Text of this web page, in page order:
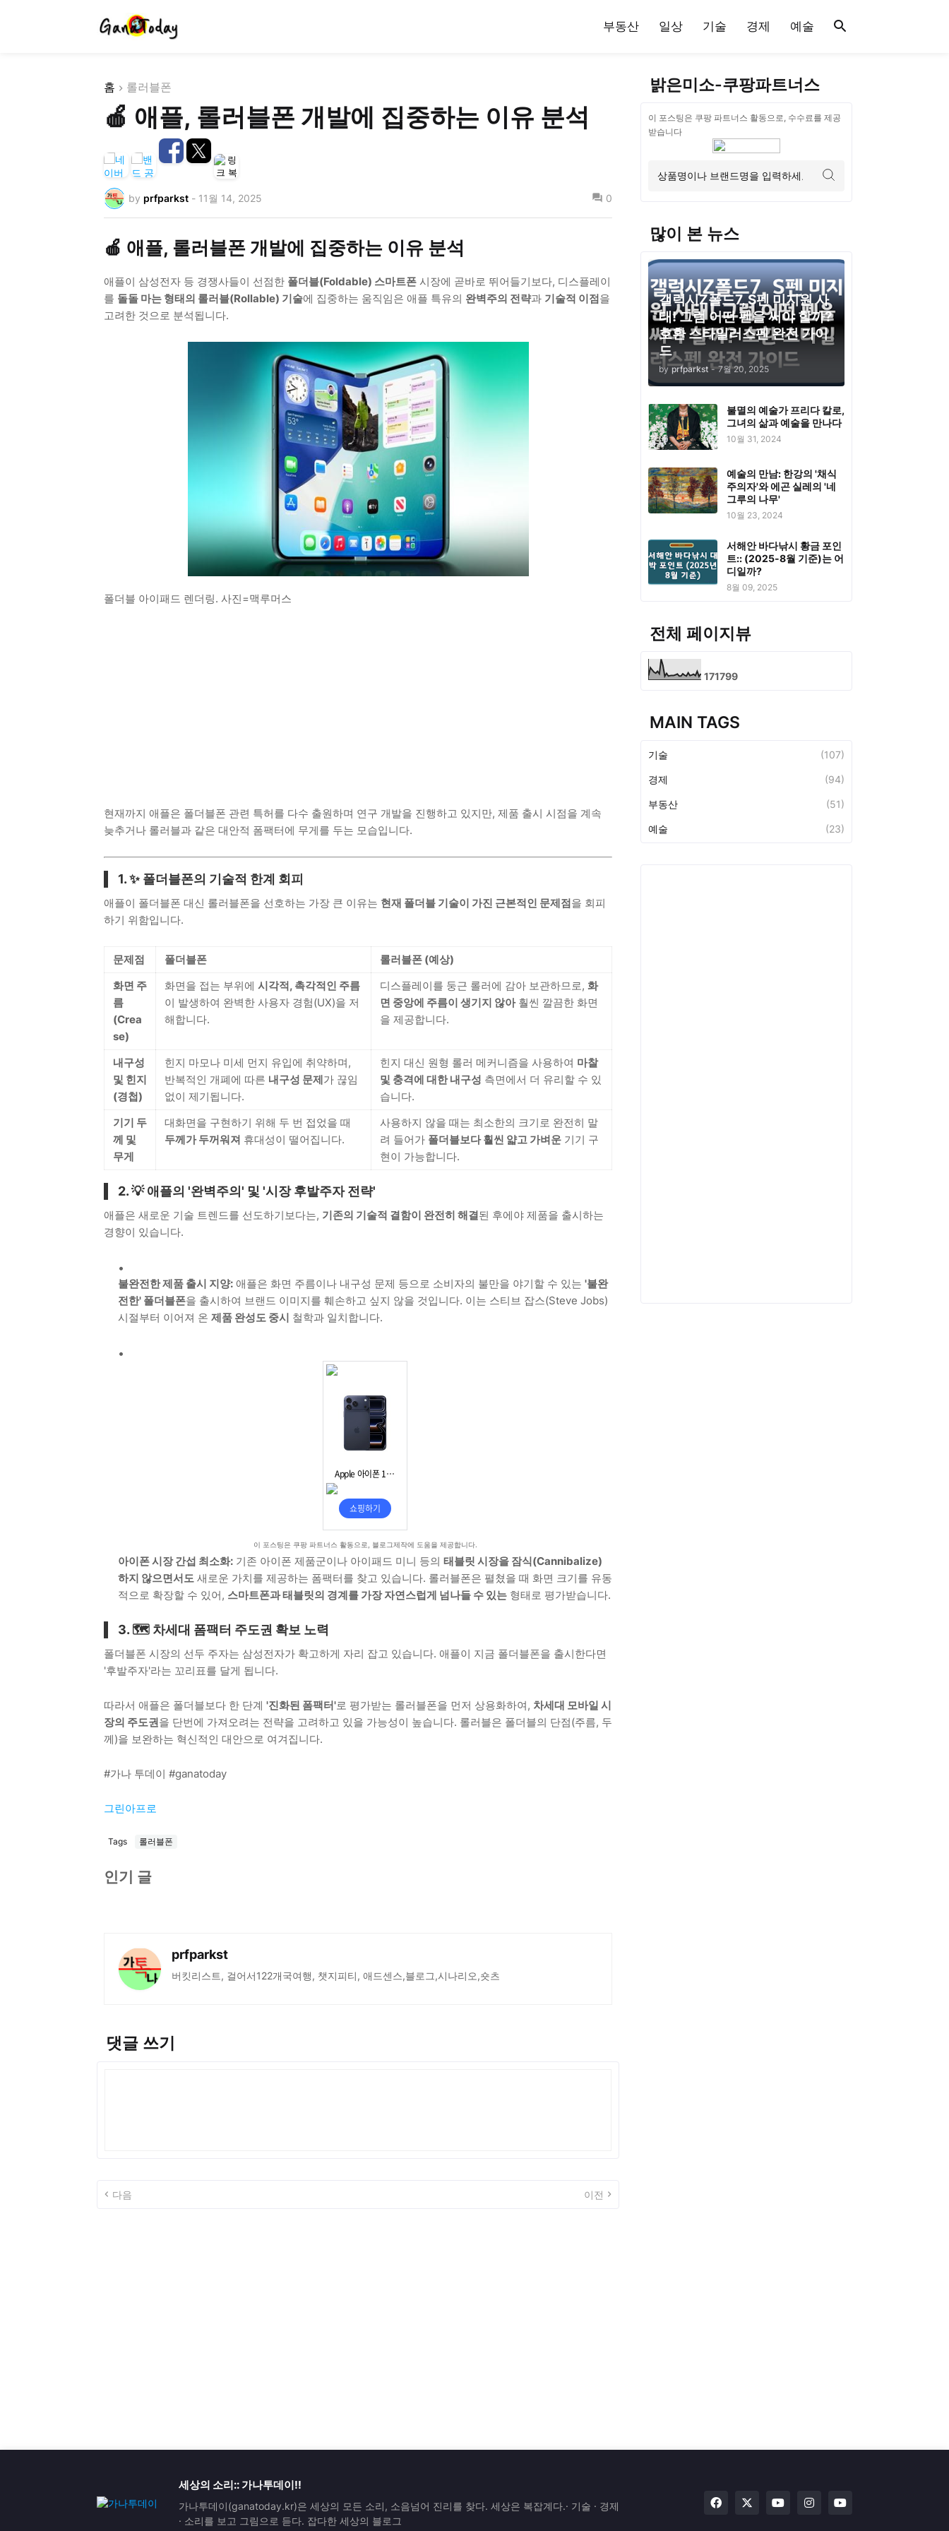
부동산 일상 기술 경제 예술
홈 롤러블폰
🍎 애플, 롤러블폰 개발에 집중하는 이유 분석
by prfparkst - 11월 14, 2025 0
🍎 애플, 롤러블폰 개발에 집중하는 이유 분석
애플이 삼성전자 등 경쟁사들이 선점한 폴더블(Foldable) 스마트폰 시장에 곧바로 뛰어들기보다, 디스플레이
를 돌돌 마는 형태의 롤러블(Rollable) 기술에 집중하는 움직임은 애플 특유의 완벽주의 전략과 기술적 이점을
고려한 것으로 분석됩니다.
폴더블 아이패드 렌더링. 사진=맥루머스
현재까지 애플은 폴더블폰 관련 특허를 다수 출원하며 연구 개발을 진행하고 있지만, 제품 출시 시점을 계속
늦추거나 롤러블과 같은 대안적 폼팩터에 무게를 두는 모습입니다.
1. ✨ 폴더블폰의 기술적 한계 회피
애플이 폴더블폰 대신 롤러블폰을 선호하는 가장 큰 이유는 현재 폴더블 기술이 가진 근본적인 문제점을 회피
하기 위함입니다.
문제점 폴더블폰
롤러블폰 (예상)
화면 주
름
(Crea
se)
화면을 접는 부위에 시각적, 촉각적인 주름
이 발생하여 완벽한 사용자 경험(UX)을 저
해합니다.
디스플레이를 둥근 롤러에 감아 보관하므로, 화
면 중앙에 주름이 생기지 않아훨씬 깔끔한 화면
을 제공합니다.
내구성
및 힌지
(경첩)
힌지 마모나 미세 먼지 유입에 취약하며,
반복적인 개폐에 따른 내구성 문제가 끊임
없이 제기됩니다.
힌지 대신 원형 롤러 메커니즘을 사용하여 마찰
및 충격에 대한 내구성 측면에서 더 유리할 수 있
습니다.
기기 두
께 및
무게
대화면을 구현하기 위해 두 번 접었을 때
두께가 두꺼워져 휴대성이 떨어집니다.
사용하지 않을 때는 최소한의 크기로 완전히 말
려 들어가 폴더블보다 훨씬 얇고 가벼운 기기 구
현이 가능합니다.
2. 💡 애플의 '완벽주의' 및 '시장 후발주자 전략'
애플은 새로운 기술 트렌드를 선도하기보다는, 기존의 기술적 결함이 완전히 해결된 후에야 제품을 출시하는
경향이 있습니다.
불완전한 제품 출시 지양: 애플은 화면 주름이나 내구성 문제 등으로 소비자의 불만을 야기할 수 있는 '불완
전한' 폴더블폰을 출시하여 브랜드 이미지를 훼손하고 싶지 않을 것입니다. 이는 스티브 잡스(Steve Jobs)
시절부터 이어져 온 제품 완성도 중시 철학과 일치합니다.
이 포스팅은 쿠팡 파트너스 활동으로, 블로그제작에 도움을 제공합니다.
아이폰 시장 간섭 최소화: 기존 아이폰 제품군이나 아이패드 미니 등의 태블릿 시장을 잠식(Cannibalize)
하지 않으면서도 새로운 가치를 제공하는 폼팩터를 찾고 있습니다. 롤러블폰은 펼쳤을 때 화면 크기를 유동
적으로 확장할 수 있어, 스마트폰과 태블릿의 경계를 가장 자연스럽게 넘나들 수 있는 형태로 평가받습니다.
3. 🗺️ 차세대 폼팩터 주도권 확보 노력
폴더블폰 시장의 선두 주자는 삼성전자가 확고하게 자리 잡고 있습니다. 애플이 지금 폴더블폰을 출시한다면
'후발주자'라는 꼬리표를 달게 됩니다.
따라서 애플은 폴더블보다 한 단계 '진화된 폼팩터'로 평가받는 롤러블폰을 먼저 상용화하여, 차세대 모바일 시
장의 주도권을 단번에 가져오려는 전략을 고려하고 있을 가능성이 높습니다. 롤러블은 폴더블의 단점(주름, 두
께)을 보완하는 혁신적인 대안으로 여겨집니다.
#가나 투데이 #ganatoday
그린아프로
Tags 롤러블폰
인기 글
prfparkst
버킷리스트, 걸어서122개국여행, 챗지피티, 애드센스,블로그,시나리오,숏츠
댓글 쓰기
다음 이전
밝은미소-쿠팡파트너스
이 포스팅은 쿠팡 파트너스 활동으로, 수수료를 제공
받습니다
많이 본 뉴스
갤럭시Z폴드7, S펜 미지원 사
태! 그럼 어떤 펜을 써야 할까?
호환 스타일러스펜 완전 가이
드
by prfparkst - 7월 20, 2025
불멸의 예술가 프리다 칼로,
그녀의 삶과 예술을 만나다
10월 31, 2024
예술의 만남: 한강의 '채식
주의자'와 에곤 실레의 '네
그루의 나무'
10월 23, 2024
서해안 바다낚시 황금 포인
트:: (2025-8월 기준)는 어
디일까?
8월 09, 2025
전체 페이지뷰
171799
MAIN TAGS
기술 (107)
경제 (94)
부동산 (51)
예술 (23)
세상의 소리:: 가나투데이!!
가나투데이(ganatoday.kr)은 세상의 모든 소리, 소음넘어 진리를 찾다. 세상은 복잡계다.· 기술 · 경제
· 소리를 보고 그림으로 듣다. 잡다한 세상의 블로그